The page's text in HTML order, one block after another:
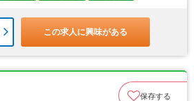
この求人に興味がある
保存する